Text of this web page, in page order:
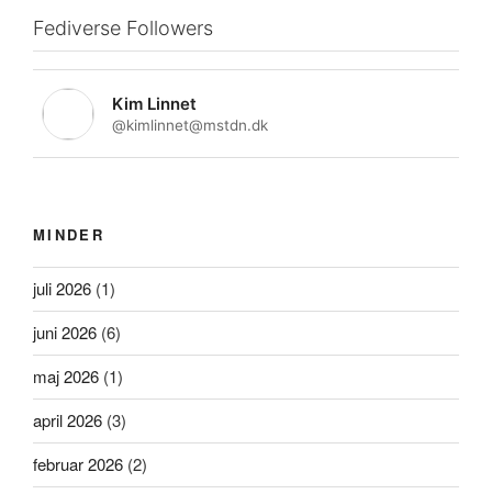
Fediverse Followers
Kim Linnet
@kimlinnet@mstdn.dk
MINDER
juli 2026 (1)
juni 2026 (6)
maj 2026 (1)
april 2026 (3)
februar 2026 (2)